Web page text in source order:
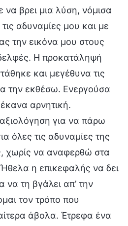
βρει μια λύση, νόμισα
αδυναμίες μου και με
την εικόνα μου στους
Η προκατάληψή
και μεγέθυνα τις
την εκθέσω. Ενεργούσα
αρνητική.
για να πάρω
όλες τις αδυναμίες της
χωρίς να αναφερθώ στα
η επικεφαλής να δει
να τη βγάλει απ’ την
τον τρόπο που
άβολα. Έτρεφα ένα